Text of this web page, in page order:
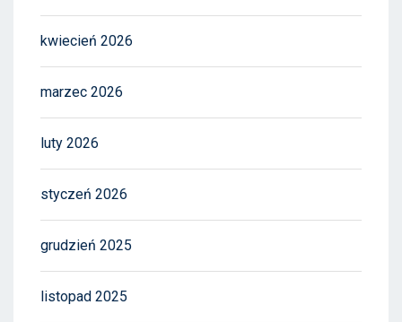
kwiecień 2026
marzec 2026
luty 2026
styczeń 2026
grudzień 2025
listopad 2025